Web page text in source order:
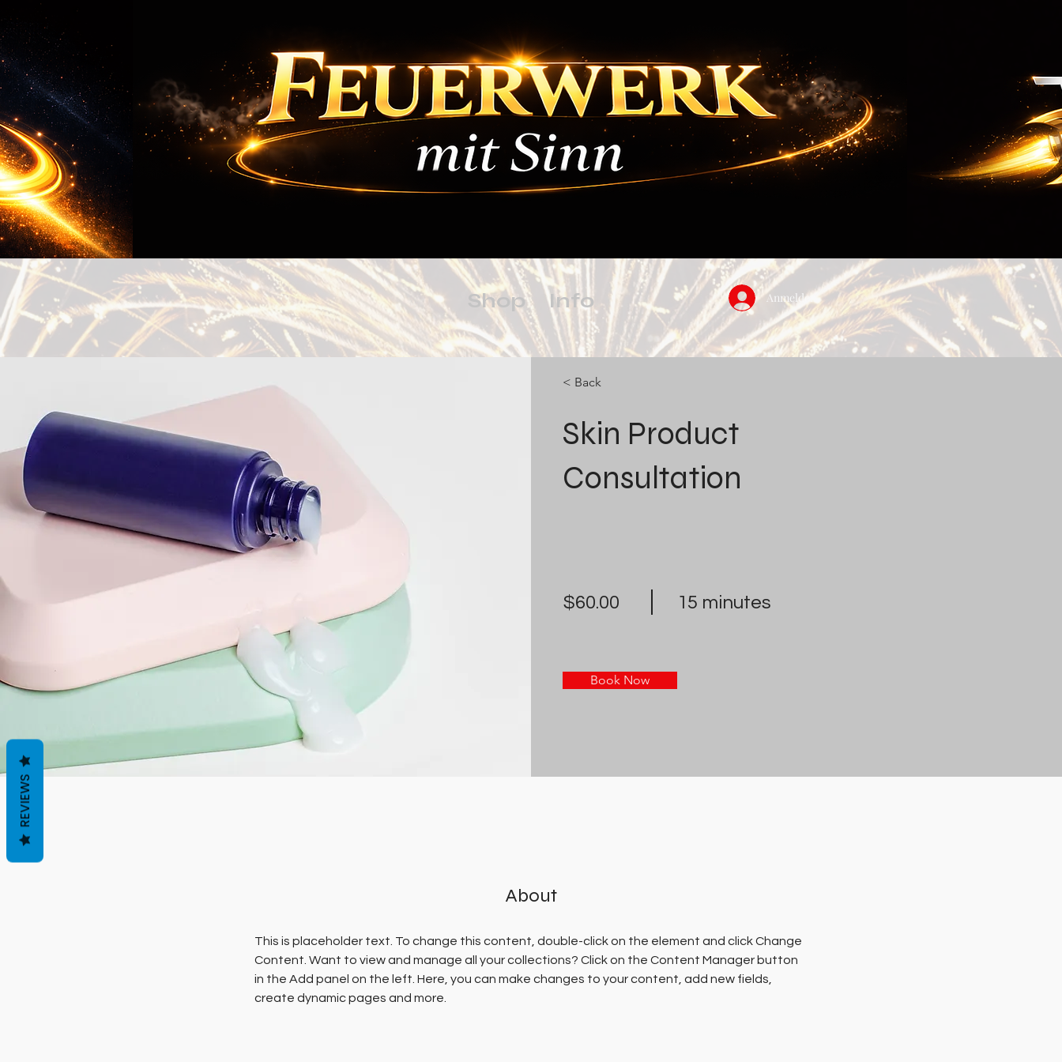
Shop Info Anmelden
< Back
Skin Product
Consultation
$60.00 15 minutes
Book Now
About
This is placeholder text. To change this content, double-click on the element and click Change
Content. Want to view and manage all your collections? Click on the Content Manager button
in the Add panel on the left. Here, you can make changes to your content, add new fields,
create dynamic pages and more.
REVIEWS